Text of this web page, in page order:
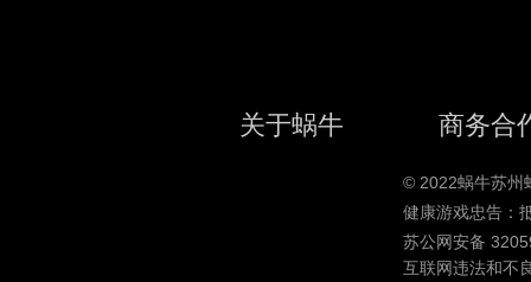
关于蜗牛 商务合
© 2022蜗牛苏州
健康游戏忠告：
苏公网安备
互联网违法和不